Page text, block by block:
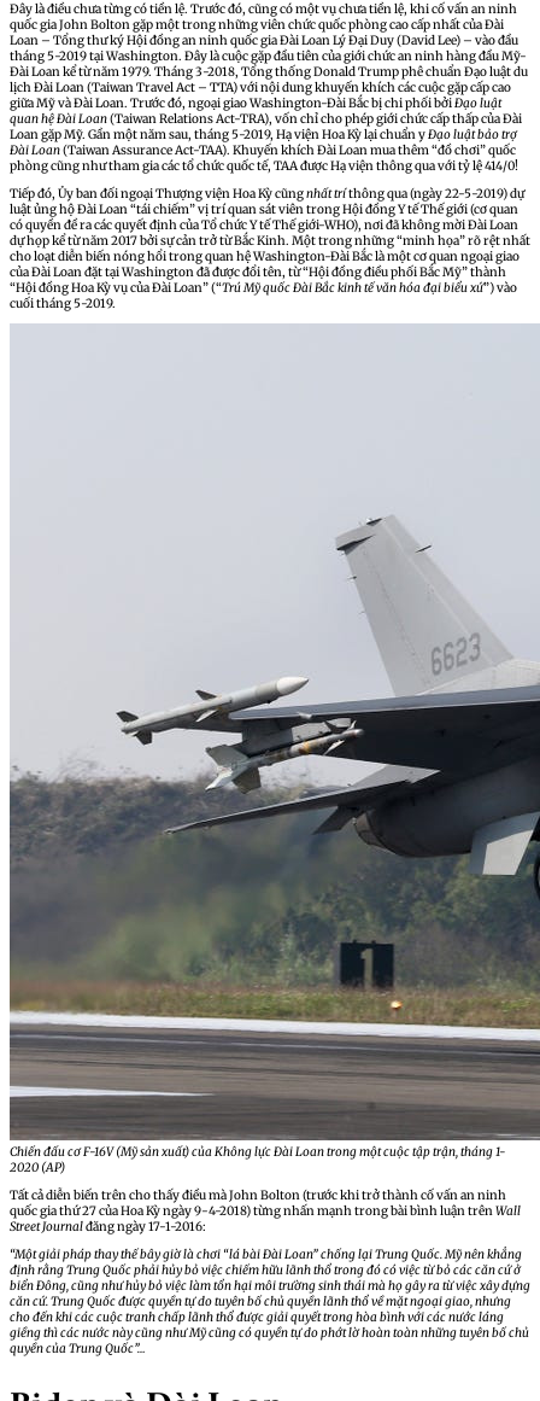
Đây là điều chưa từng có tiền lệ. Trước đó, cũng có một vụ chưa tiền lệ, khi cố vấn an ninh
quốc gia John Bolton gặp một trong những viên chức quốc phòng cao cấp nhất của Đài
Loan – Tổng thư ký Hội đồng an ninh quốc gia Đài Loan Lý Đại Duy (David Lee) – vào đầu
tháng 5-2019 tại Washington. Đây là cuộc gặp đầu tiên của giới chức an ninh hàng đầu Mỹ-
Đài Loan kể từ năm 1979. Tháng 3-2018, Tổng thống Donald Trump phê chuẩn Đạo luật du
lịch Đài Loan (Taiwan Travel Act – TTA) với nội dung khuyến khích các cuộc gặp cấp cao
giữa Mỹ và Đài Loan. Trước đó, ngoại giao Washington-Đài Bắc bị chi phối bởiĐạo luật
quan hệ Đài Loan(Taiwan Relations Act-TRA), vốn chỉ cho phép giới chức cấp thấp của Đài
Loan gặp Mỹ. Gần một năm sau, tháng 5-2019, Hạ viện Hoa Kỳ lại chuẩn yĐạo luật bảo trợ
Đài Loan(Taiwan Assurance Act-TAA). Khuyến khích Đài Loan mua thêm “đồ chơi” quốc
phòng cũng như tham gia các tổ chức quốc tế, TAA được Hạ viện thông qua với tỷ lệ 414/0!
Tiếp đó, Ủy ban đối ngoại Thượng viện Hoa Kỳ cũngnhất tríthông qua (ngày 22-5-2019) dự
luật ủng hộ Đài Loan “tái chiếm” vị trí quan sát viên trong Hội đồng Y tế Thế giới (cơ quan
có quyền đề ra các quyết định của Tổ chức Y tế Thế giới-WHO), nơi đã không mời Đài Loan
dự họp kể từ năm 2017 bởi sự cản trở từ Bắc Kinh. Một trong những “minh họa” rõ rệt nhất
cho loạt diễn biến nóng hổi trong quan hệ Washington-Đài Bắc là một cơ quan ngoại giao
của Đài Loan đặt tại Washington đã được đổi tên, từ “Hội đồng điều phối Bắc Mỹ” thành
“Hội đồng Hoa Kỳ vụ của Đài Loan” (“Trú Mỹ quốc Đài Bắc kinh tế văn hóa đại biểu xứ”) vào
cuối tháng 5-2019.
Chiến đấu cơ F-16V (Mỹ sản xuất) của Không lực Đài Loan trong một cuộc tập trận, tháng 1-
2020 (AP)
Tất cả diễn biến trên cho thấy điều mà John Bolton (trước khi trở thành cố vấn an ninh
quốc gia thứ 27 của Hoa Kỳ ngày 9-4-2018) từng nhấn mạnh trong bài bình luận trênWall
Street Journalđăng ngày 17-1-2016:
“Một giải pháp thay thế bây giờ là chơi “lá bài Đài Loan” chống lại Trung Quốc. Mỹ nên khẳng
định rằng Trung Quốc phải hủy bỏ việc chiếm hữu lãnh thổ trong đó có việc từ bỏ các căn cứ ở
biển Đông, cũng như hủy bỏ việc làm tổn hại môi trường sinh thái mà họ gây ra từ việc xây dựng
căn cứ. Trung Quốc được quyền tự do tuyên bố chủ quyền lãnh thổ về mặt ngoại giao, nhưng
cho đến khi các cuộc tranh chấp lãnh thổ được giải quyết trong hòa bình với các nước láng
giềng thì các nước này cũng như Mỹ cũng có quyền tự do phớt lờ hoàn toàn những tuyên bố chủ
quyền của Trung Quốc”…